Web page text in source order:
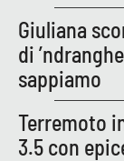
LaC Network
LaC OnAir
EDIZIONI
LOCALI
Giuliana
di
sappiamo
Terremoto
3.5 con